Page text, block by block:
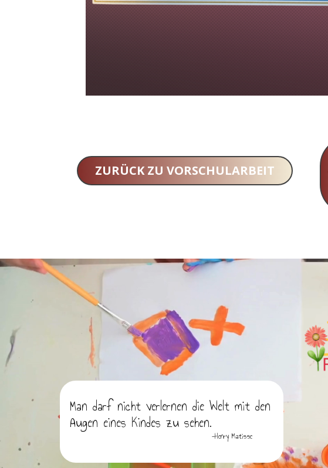
ZURÜCK ZU ​VORSCHULARBEIT
Man darf nicht verlernen die Welt mit den
Augen eines Kindes zu sehen.
-Henry Matisse